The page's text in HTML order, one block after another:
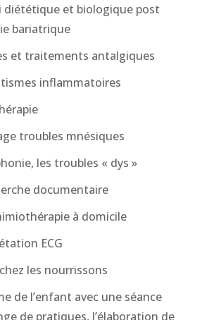
diététique et biologique post
bariatrique
et traitements antalgiques
inflammatoires
troubles mnésiques
les troubles « dys »
documentaire
à domicile
ECG
les nourrissons
de l’enfant avec une séance
de pratiques, l’élaboration de